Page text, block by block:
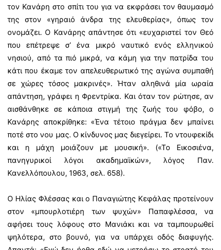
τον Κανάρη στο σπίτι του για να εκφράσει τον θαυμασμό
της στον «γηραιό άνδρα της ελευθερίας», όπως τον
ονομάζει. Ο Κανάρης απάντησε ότι «ευχαριστεί τον Θεό
που επέτρεψε σ’ ένα μικρό ναυτικό ενός ελληνικού
νησιού, από τα πιό μικρά, να κάμη για την πατρίδα του
κάτι που έκαμε τον απελευθερωτικό της αγώνα συμπαθή
σε χώρες τόσος μακρινές». Ήταν αληθινά μία ωραία
απάντηση, γράφει η Φρεντρίκα. Και όταν τον ρώτησε, αν
αισθάνθηκε σε κάποια στιγμή της ζωής του φόβο, ο
Κανάρης αποκρίθηκε: «Ένα τέτοιο πράγμα δεν μπαίνει
ποτέ στο νου μας. Ο κίνδυνος μας διεγείρει. Το ντουφεκίδι
και η μάχη μοιάζουν με μουσική». («Το Εικοσιένα,
πανηγυρικοί λόγοι ακαδημαϊκών», λόγος Παν.
Κανελλόπουλου, 1963, σελ. 658).
Ο Ηλίας Φλέσσας και ο Παναγιώτης Κεφάλας προτείνουν
στον «μπουρλοτιέρη των ψυχών» Παπαφλέσσα, να
αφήσει τους λόφους στο Μανιάκι και να ταμπουρωθεί
ψηλότερα, στο βουνό, για να υπάρχει οδός διαφυγής.